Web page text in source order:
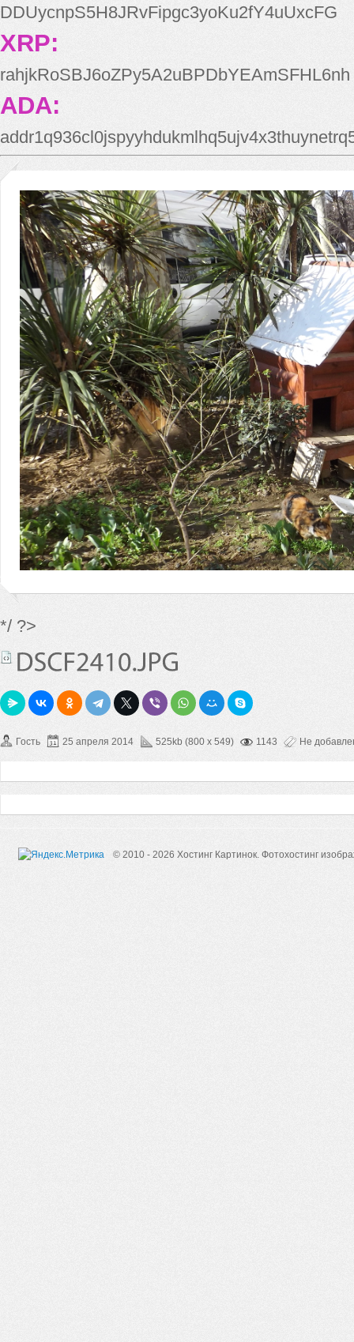
DDUycnpS5H8JRvFipgc3yoKu2fY4uUxcFG
XRP:
rahjkRoSBJ6oZPy5A2uBPDbYEAmSFHL6nh
ADA:
*/ ?>
Гость 25 апреля 2014 525kb (800 x 549) 1143 Не
© 2010 - 2026 Хостинг Картинок. Фотохостинг